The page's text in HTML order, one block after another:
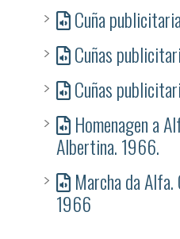
Cuña
Cuñas
Cuñas
Homenagen a
Albertina. 1966.
Marcha da
1966